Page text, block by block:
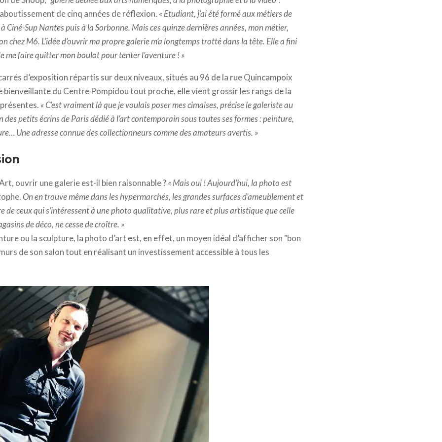
de cinq années de réflexion. « Etudiant, j’ai été formé aux métiers de
à Ciné-Sup Nantes puis à la Sorbonne. Mais ces quinze dernières années, mon métier,
chez M6. L’idée d’ouvrir ma propre galerie m’a longtemps trotté dans la tête. Elle a fini
me faire quitter mon boulot pour tenter l’aventure ! »
d’exposition répartis sur deux niveaux, situés au 96 de la rue Quincampoix
bienveillante du Centre Pompidou tout proche, elle vient grossir les rangs de la
« C’est vraiment là que je voulais poser mes cimaises, précise le galeriste au
des petits écrins de Paris dédié à l’art contemporain sous toutes ses formes : peinture,
Une adresse connue des collectionneurs comme des amateurs avertis. »
ouvrir une galerie est-il bien raisonnable ?« Mais oui ! Aujourd’hui, la photo est
On en trouve même dans les hypermarchés, les grandes surfaces d’ameublement et
de ceux qui s’intéressent à une photo qualitative, plus rare et plus artistique que celle
de déco, ne cesse de croître. »
ou la sculpture, la photo d’art est, en effet, un moyen idéal d’afficher son "bon
de son salon tout en réalisant un investissement accessible à tous les